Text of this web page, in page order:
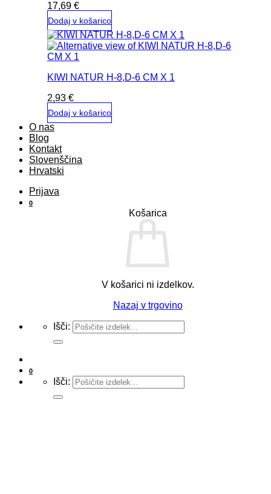
17,69 €
Dodaj v košarico
KIWI NATUR H-8,D-6 CM X 1
2,93 €
Dodaj v košarico
O nas
Blog
Kontakt
Slovenščina
Hrvatski
Prijava
0
Košarica
V košarici ni izdelkov.
Nazaj v trgovino
Išči:
0
Išči: